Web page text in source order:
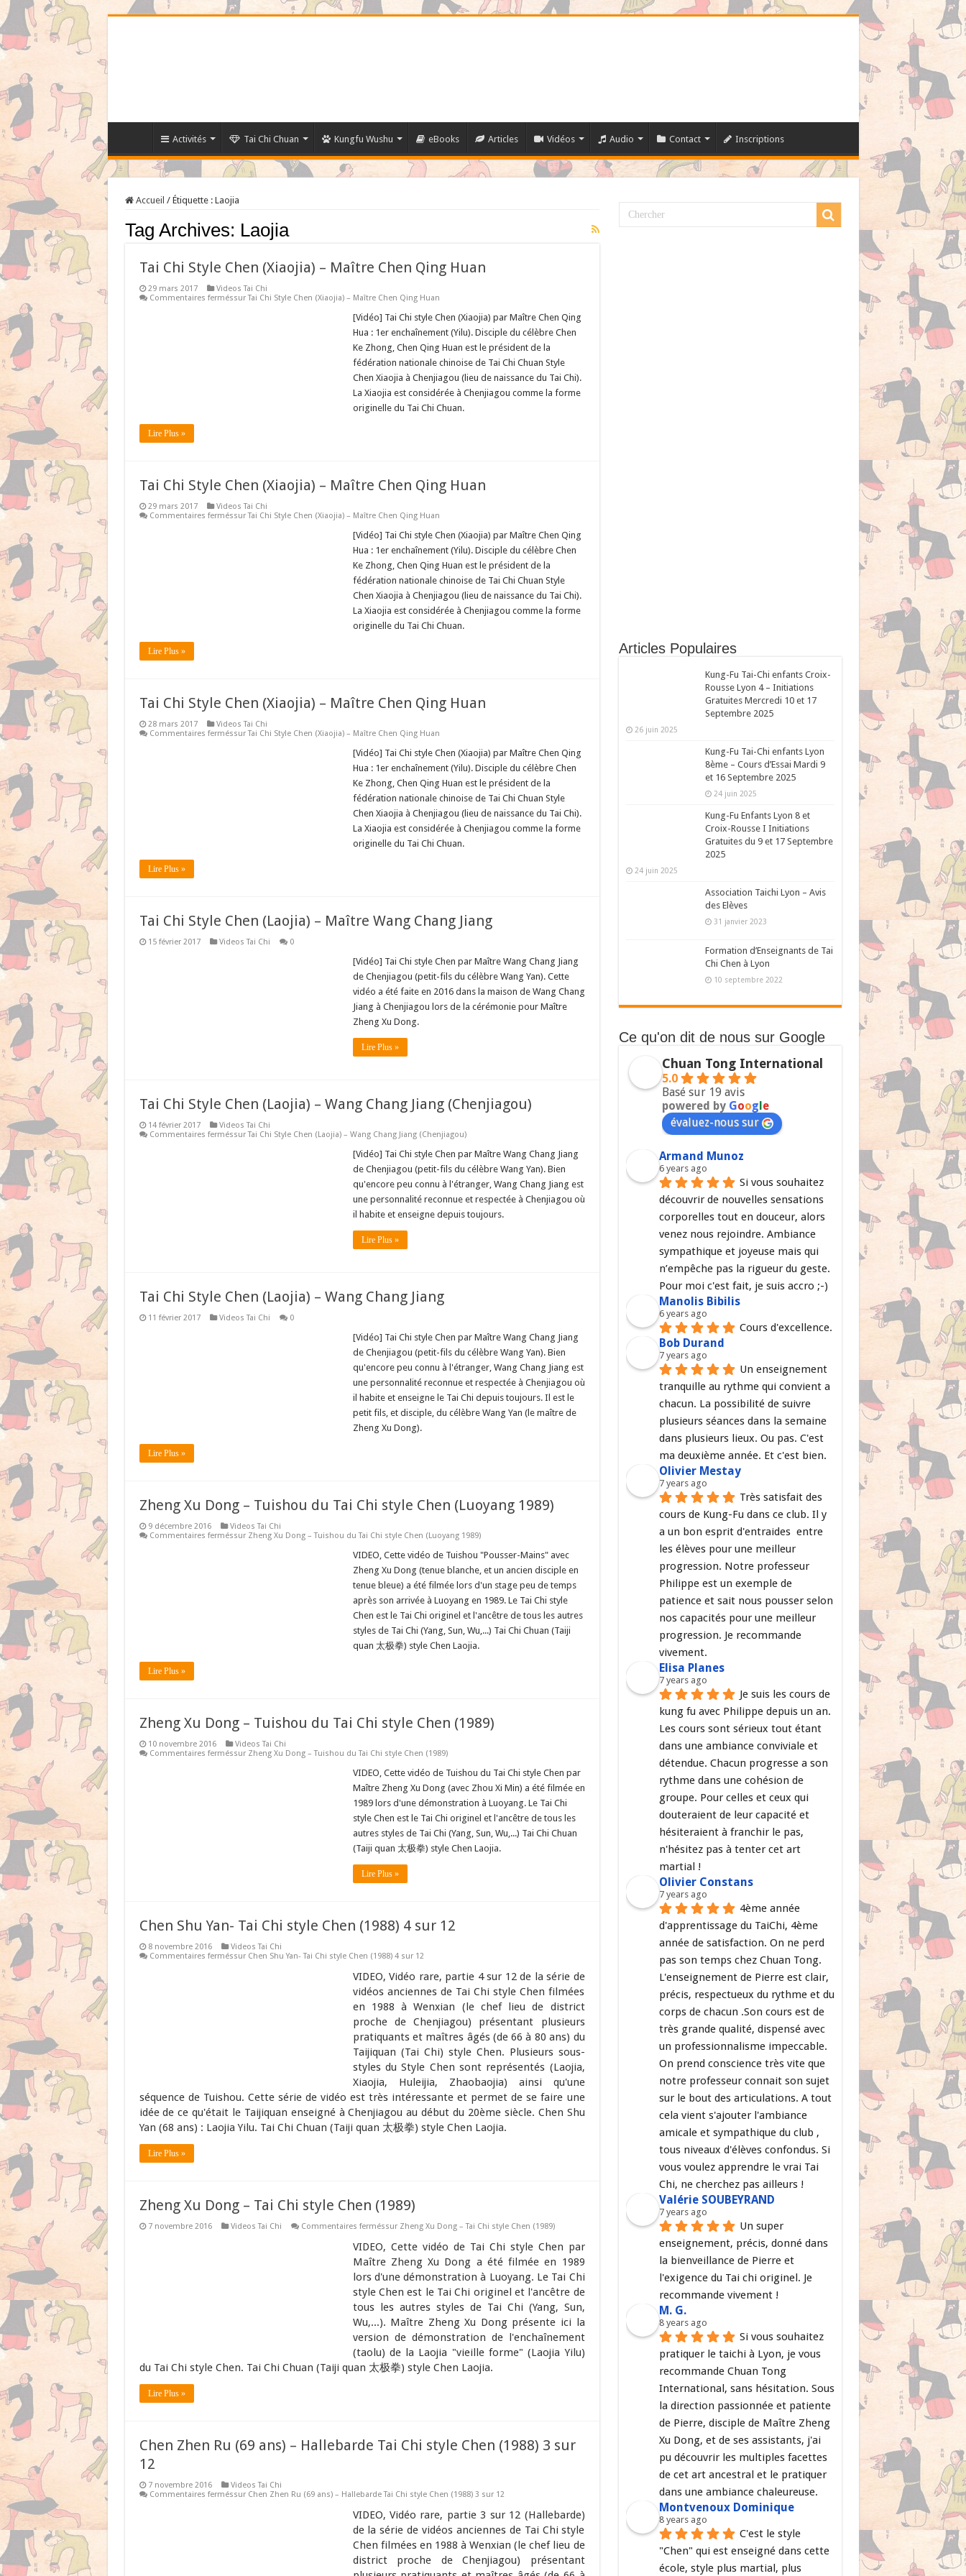
Activités Tai Chi Chuan Kungfu Wushu eBooks Articles Vidéos Audio Contact Inscriptions
Accueil / Étiquette : Laojia
Tag Archives: Laojia
Tai Chi Style Chen (Xiaojia) – Maître Chen Qing Huan
29 mars 2017
Videos Tai Chi
Commentaires ferméssur Tai Chi Style Chen (Xiaojia) – Maître Chen Qing Huan
[Vidéo] Tai Chi style Chen (Xiaojia) par Maître Chen Qing
Hua : 1er enchaînement (Yilu). Disciple du célèbre Chen
Ke Zhong, Chen Qing Huan est le président de la
fédération nationale chinoise de Tai Chi Chuan Style
Chen Xiaojia à Chenjiagou (lieu de naissance du Tai Chi).
La Xiaojia est considérée à Chenjiagou comme la forme
originelle du Tai Chi Chuan.
Lire Plus »
Tai Chi Style Chen (Xiaojia) – Maître Chen Qing Huan
29 mars 2017
Videos Tai Chi
Commentaires ferméssur Tai Chi Style Chen (Xiaojia) – Maître Chen Qing Huan
[Vidéo] Tai Chi style Chen (Xiaojia) par Maître Chen Qing
Hua : 1er enchaînement (Yilu). Disciple du célèbre Chen
Ke Zhong, Chen Qing Huan est le président de la
fédération nationale chinoise de Tai Chi Chuan Style
Chen Xiaojia à Chenjiagou (lieu de naissance du Tai Chi).
La Xiaojia est considérée à Chenjiagou comme la forme
originelle du Tai Chi Chuan.
Lire Plus »
Tai Chi Style Chen (Xiaojia) – Maître Chen Qing Huan
28 mars 2017
Videos Tai Chi
Commentaires ferméssur Tai Chi Style Chen (Xiaojia) – Maître Chen Qing Huan
[Vidéo] Tai Chi style Chen (Xiaojia) par Maître Chen Qing
Hua : 1er enchaînement (Yilu). Disciple du célèbre Chen
Ke Zhong, Chen Qing Huan est le président de la
fédération nationale chinoise de Tai Chi Chuan Style
Chen Xiaojia à Chenjiagou (lieu de naissance du Tai Chi).
La Xiaojia est considérée à Chenjiagou comme la forme
originelle du Tai Chi Chuan.
Lire Plus »
Tai Chi Style Chen (Laojia) – Maître Wang Chang Jiang
15 février 2017 Videos Tai Chi 0
[Vidéo] Tai Chi style Chen par Maître Wang Chang Jiang
de Chenjiagou (petit-fils du célèbre Wang Yan). Cette
vidéo a été faite en 2016 dans la maison de Wang Chang
Jiang à Chenjiagou lors de la cérémonie pour Maître
Zheng Xu Dong.
Lire Plus »
Tai Chi Style Chen (Laojia) – Wang Chang Jiang (Chenjiagou)
14 février 2017
Videos Tai Chi
Commentaires ferméssur Tai Chi Style Chen (Laojia) – Wang Chang Jiang (Chenjiagou)
[Vidéo] Tai Chi style Chen par Maître Wang Chang Jiang
de Chenjiagou (petit-fils du célèbre Wang Yan). Bien
qu'encore peu connu à l'étranger, Wang Chang Jiang est
une personnalité reconnue et respectée à Chenjiagou où
il habite et enseigne depuis toujours.
Lire Plus »
Tai Chi Style Chen (Laojia) – Wang Chang Jiang
11 février 2017 Videos Tai Chi 0
[Vidéo] Tai Chi style Chen par Maître Wang Chang Jiang
de Chenjiagou (petit-fils du célèbre Wang Yan). Bien
qu'encore peu connu à l'étranger, Wang Chang Jiang est
une personnalité reconnue et respectée à Chenjiagou où
il habite et enseigne le Tai Chi depuis toujours. Il est le
petit fils, et disciple, du célèbre Wang Yan (le maître de
Zheng Xu Dong).
Lire Plus »
Zheng Xu Dong – Tuishou du Tai Chi style Chen (Luoyang 1989)
9 décembre 2016
Videos Tai Chi
Commentaires ferméssur Zheng Xu Dong – Tuishou du Tai Chi style Chen (Luoyang 1989)
VIDEO, Cette vidéo de Tuishou "Pousser-Mains" avec
Zheng Xu Dong (tenue blanche, et un ancien disciple en
tenue bleue) a été filmée lors d'un stage peu de temps
après son arrivée à Luoyang en 1989. Le Tai Chi style
Chen est le Tai Chi originel et l'ancêtre de tous les autres
styles de Tai Chi (Yang, Sun, Wu,...) Tai Chi Chuan (Taiji
quan 太极拳) style Chen Laojia.
Lire Plus »
Zheng Xu Dong – Tuishou du Tai Chi style Chen (1989)
10 novembre 2016
Videos Tai Chi
Commentaires ferméssur Zheng Xu Dong – Tuishou du Tai Chi style Chen (1989)
VIDEO, Cette vidéo de Tuishou du Tai Chi style Chen par
Maître Zheng Xu Dong (avec Zhou Xi Min) a été filmée en
1989 lors d'une démonstration à Luoyang. Le Tai Chi
style Chen est le Tai Chi originel et l'ancêtre de tous les
autres styles de Tai Chi (Yang, Sun, Wu,...) Tai Chi Chuan
(Taiji quan 太极拳) style Chen Laojia.
Lire Plus »
Chen Shu Yan- Tai Chi style Chen (1988) 4 sur 12
8 novembre 2016
Videos Tai Chi
Commentaires ferméssur Chen Shu Yan- Tai Chi style Chen (1988) 4 sur 12
VIDEO, Vidéo rare, partie 4 sur 12 de la série de
vidéos anciennes de Tai Chi style Chen filmées
en 1988 à Wenxian (le chef lieu de district
proche de Chenjiagou) présentant plusieurs
pratiquants et maîtres âgés (de 66 à 80 ans) du
Taijiquan (Tai Chi) style Chen. Plusieurs sous-
styles du Style Chen sont représentés (Laojia,
Xiaojia, Huleijia, Zhaobaojia) ainsi qu'une
séquence de Tuishou. Cette série de vidéo est très intéressante et permet de se faire une
idée de ce qu'était le Taijiquan enseigné à Chenjiagou au début du 20ème siècle. Chen Shu
Yan (68 ans) : Laojia Yilu. Tai Chi Chuan (Taiji quan 太极拳) style Chen Laojia.
Lire Plus »
Zheng Xu Dong – Tai Chi style Chen (1989)
7 novembre 2016 Videos Tai Chi Commentaires ferméssur Zheng Xu Dong – Tai Chi style Chen (1989)
VIDEO, Cette vidéo de Tai Chi style Chen par
Maître Zheng Xu Dong a été filmée en 1989
lors d'une démonstration à Luoyang. Le Tai Chi
style Chen est le Tai Chi originel et l'ancêtre de
tous les autres styles de Tai Chi (Yang, Sun,
Wu,...). Maître Zheng Xu Dong présente ici la
version de démonstration de l'enchaînement
(taolu) de la Laojia "vieille forme" (Laojia Yilu)
du Tai Chi style Chen. Tai Chi Chuan (Taiji quan 太极拳) style Chen Laojia.
Lire Plus »
Chen Zhen Ru (69 ans) – Hallebarde Tai Chi style Chen (1988) 3 sur
12
7 novembre 2016
Videos Tai Chi
Commentaires ferméssur Chen Zhen Ru (69 ans) – Hallebarde Tai Chi style Chen (1988) 3 sur 12
VIDEO, Vidéo rare, partie 3 sur 12 (Hallebarde)
de la série de vidéos anciennes de Tai Chi style
Chen filmées en 1988 à Wenxian (le chef lieu de
district proche de Chenjiagou) présentant
Articles Populaires
Kung-Fu Tai-Chi enfants Croix-
Rousse Lyon 4 – Initiations
Gratuites Mercredi 10 et 17
Septembre 2025
26 juin 2025
Kung-Fu Tai-Chi enfants Lyon
8ème – Cours d’Essai Mardi 9
et 16 Septembre 2025
24 juin 2025
Kung-Fu Enfants Lyon 8 et
Croix-Rousse I Initiations
Gratuites du 9 et 17 Septembre
2025
24 juin 2025
Association Taichi Lyon – Avis
des Elèves
31 janvier 2023
Formation d’Enseignants de Tai
Chi Chen à Lyon
10 septembre 2022
Ce qu'on dit de nous sur Google
Chuan Tong International
5.0
Basé sur 19 avis
powered by Goog e
évaluez-nous sur
Armand Munoz
6 years ago
Si vous souhaitez
découvrir de nouvelles sensations
corporelles tout en douceur, alors
venez nous rejoindre. Ambiance
sympathique et joyeuse mais qui
n’empêche pas la rigueur du geste.
Pour moi c'est fait, je suis accro ;-)
Manolis Bibilis
6 years ago
Cours d'excellence.
Bob Durand
7 years ago
Un enseignement
tranquille au rythme qui convient a
chacun. La possibilité de suivre
plusieurs séances dans la semaine
dans plusieurs lieux. Ou pas. C'est
ma deuxième année. Et c'est bien.
Olivier Mestay
7 years ago
Très satisfait des
cours de Kung-Fu dans ce club. Il y
a un bon esprit d'entraides  entre
les élèves pour une meilleur
progression. Notre professeur
Philippe est un exemple de
patience et sait nous pousser selon
nos capacités pour une meilleur
progression. Je recommande
vivement.
Elisa Planes
7 years ago
Je suis les cours de
kung fu avec Philippe depuis un an.
Les cours sont sérieux tout étant
dans une ambiance conviviale et
détendue. Chacun progresse a son
rythme dans une cohésion de
groupe. Pour celles et ceux qui
douteraient de leur capacité et
hésiteraient à franchir le pas,
n'hésitez pas à tenter cet art
martial !
Olivier Constans
7 years ago
4ème année
d'apprentissage du TaiChi, 4ème
année de satisfaction. On ne perd
pas son temps chez Chuan Tong.
L'enseignement de Pierre est clair,
précis, respectueux du rythme et du
corps de chacun .Son cours est de
très grande qualité, dispensé avec
un professionnalisme impeccable.
On prend conscience très vite que
notre professeur connait son sujet
sur le bout des articulations. A tout
cela vient s'ajouter l'ambiance
amicale et sympathique du club ,
tous niveaux d'élèves confondus. Si
vous voulez apprendre le vrai Tai
Chi, ne cherchez pas ailleurs !
Valérie SOUBEYRAND
7 years ago
Un super
enseignement, précis, donné dans
la bienveillance de Pierre et
l'exigence du Tai chi originel. Je
recommande vivement !
M. G.
8 years ago
Si vous souhaitez
pratiquer le taichi à Lyon, je vous
recommande Chuan Tong
International, sans hésitation. Sous
la direction passionnée et patiente
de Pierre, disciple de Maître Zheng
Xu Dong, et de ses assistants, j'ai
pu découvrir les multiples facettes
de cet art ancestral et le pratiquer
dans une ambiance chaleureuse.
Montvenoux Dominique
8 years ago
C'est le style
"Chen" qui est enseigné dans cette
école, style plus martial, plus